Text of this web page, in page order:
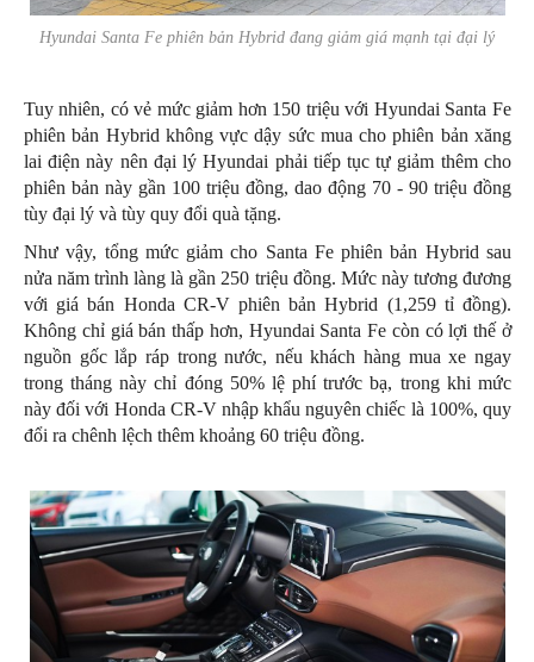
Hyundai Santa Fe phiên bản Hybrid đang giảm giá mạnh tại đại lý
Tuy nhiên, có vẻ mức giảm hơn 150 triệu với Hyundai Santa Fe
phiên bản Hybrid không vực dậy sức mua cho phiên bản xăng
lai điện này nên đại lý Hyundai phải tiếp tục tự giảm thêm cho
phiên bản này gần 100 triệu đồng, dao động 70 - 90 triệu đồng
tùy đại lý và tùy quy đổi quà tặng.
Như vậy, tổng mức giảm cho Santa Fe phiên bản Hybrid sau
nửa năm trình làng là gần 250 triệu đồng. Mức này tương đương
với giá bán Honda CR-V phiên bản Hybrid (1,259 tỉ đồng).
Không chỉ giá bán thấp hơn, Hyundai Santa Fe còn có lợi thế ở
nguồn gốc lắp ráp trong nước, nếu khách hàng mua xe ngay
trong tháng này chỉ đóng 50% lệ phí trước bạ, trong khi mức
này đối với Honda CR-V nhập khẩu nguyên chiếc là 100%, quy
đổi ra chênh lệch thêm khoảng 60 triệu đồng.